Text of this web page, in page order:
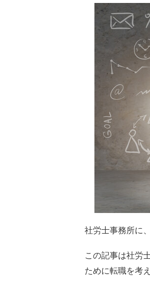
社労士事務所に
この記事は社労
ために転職を考